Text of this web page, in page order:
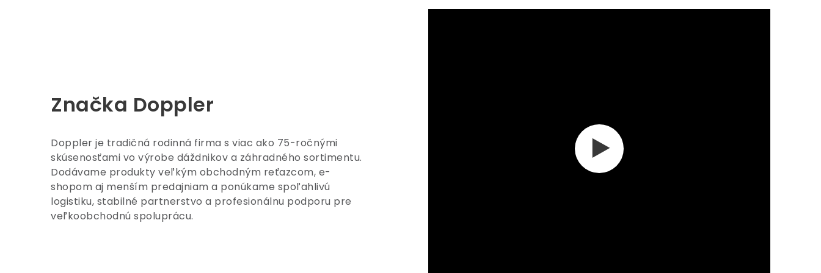
Značka Doppler
Doppler je tradičná rodinná firma s viac ako 75-ročnými
skúsenosťami vo výrobe dáždnikov a záhradného sortimentu.
Dodávame produkty veľkým obchodným reťazcom, e-
shopom aj menším predajniam a ponúkame spoľahlivú
logistiku, stabilné partnerstvo a profesionálnu podporu pre
veľkoobchodnú spoluprácu.